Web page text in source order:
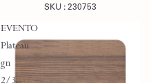
SKU : 230753
EVENTO
Plateau
gn